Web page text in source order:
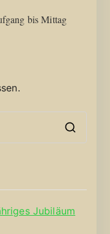
bis Mittag
Jubiläum